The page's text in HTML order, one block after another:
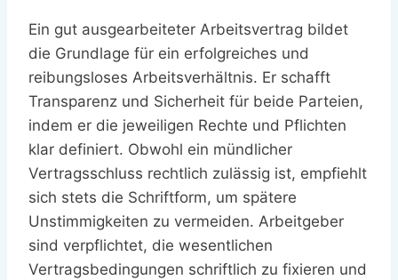
Ein gut ausgearbeiteter Arbeitsvertrag bildet
die Grundlage für ein erfolgreiches und
reibungsloses Arbeitsverhältnis. Er schafft
Transparenz und Sicherheit für beide Parteien,
indem er die jeweiligen Rechte und Pflichten
klar definiert. Obwohl ein mündlicher
Vertragsschluss rechtlich zulässig ist, empfiehlt
sich stets die Schriftform, um spätere
Unstimmigkeiten zu vermeiden. Arbeitgeber
sind verpflichtet, die wesentlichen
Vertragsbedingungen schriftlich zu fixieren und